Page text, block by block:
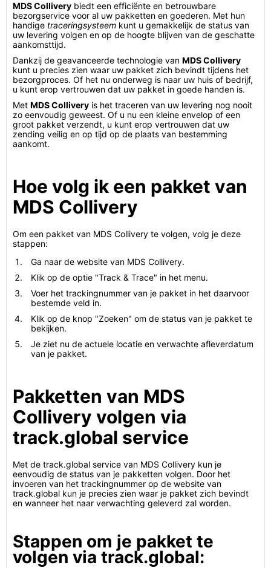
MDS Collivery biedt een efficiënte en betrouwbare
bezorgservice voor al uw pakketten en goederen. Met hun
handige traceringsysteem kunt u gemakkelijk de status van
uw levering volgen en op de hoogte blijven van de geschatte
aankomsttijd.
Dankzij de geavanceerde technologie van MDS Collivery
kunt u precies zien waar uw pakket zich bevindt tijdens het
bezorgproces. Of het nu onderweg is naar uw huis of bedrijf,
u kunt erop vertrouwen dat uw pakket in goede handen is.
Met MDS Collivery is het traceren van uw levering nog nooit
zo eenvoudig geweest. Of u nu een kleine envelop of een
groot pakket verzendt, u kunt erop vertrouwen dat uw
zending veilig en op tijd op de plaats van bestemming
aankomt.
Hoe volg ik een pakket van
MDS Collivery
Om een pakket van MDS Collivery te volgen, volg je deze
stappen:
Ga naar de website van MDS Collivery.
Klik op de optie "Track & Trace" in het menu.
Voer het trackingnummer van je pakket in het daarvoor
bestemde veld in.
Klik op de knop "Zoeken" om de status van je pakket te
bekijken.
Je ziet nu de actuele locatie en verwachte afleverdatum
van je pakket.
Pakketten van MDS
Collivery volgen via
track.global service
Met de track.global service van MDS Collivery kun je
eenvoudig de status van je pakketten volgen. Door het
invoeren van het trackingnummer op de website van
track.global kun je precies zien waar je pakket zich bevindt
en wanneer het naar verwachting geleverd zal worden.
Stappen om je pakket te
volgen via track.global: